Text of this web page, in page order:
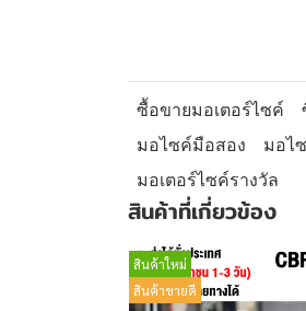
ซื้อขายมอเตอร์ไซค์
มอไซค์มือสอง
มอไ
มอเตอร์ไซค์รางวัล
สินค้าที่เกี่ยวข้อง
สินค้าใหม่
สินค้าขายดี